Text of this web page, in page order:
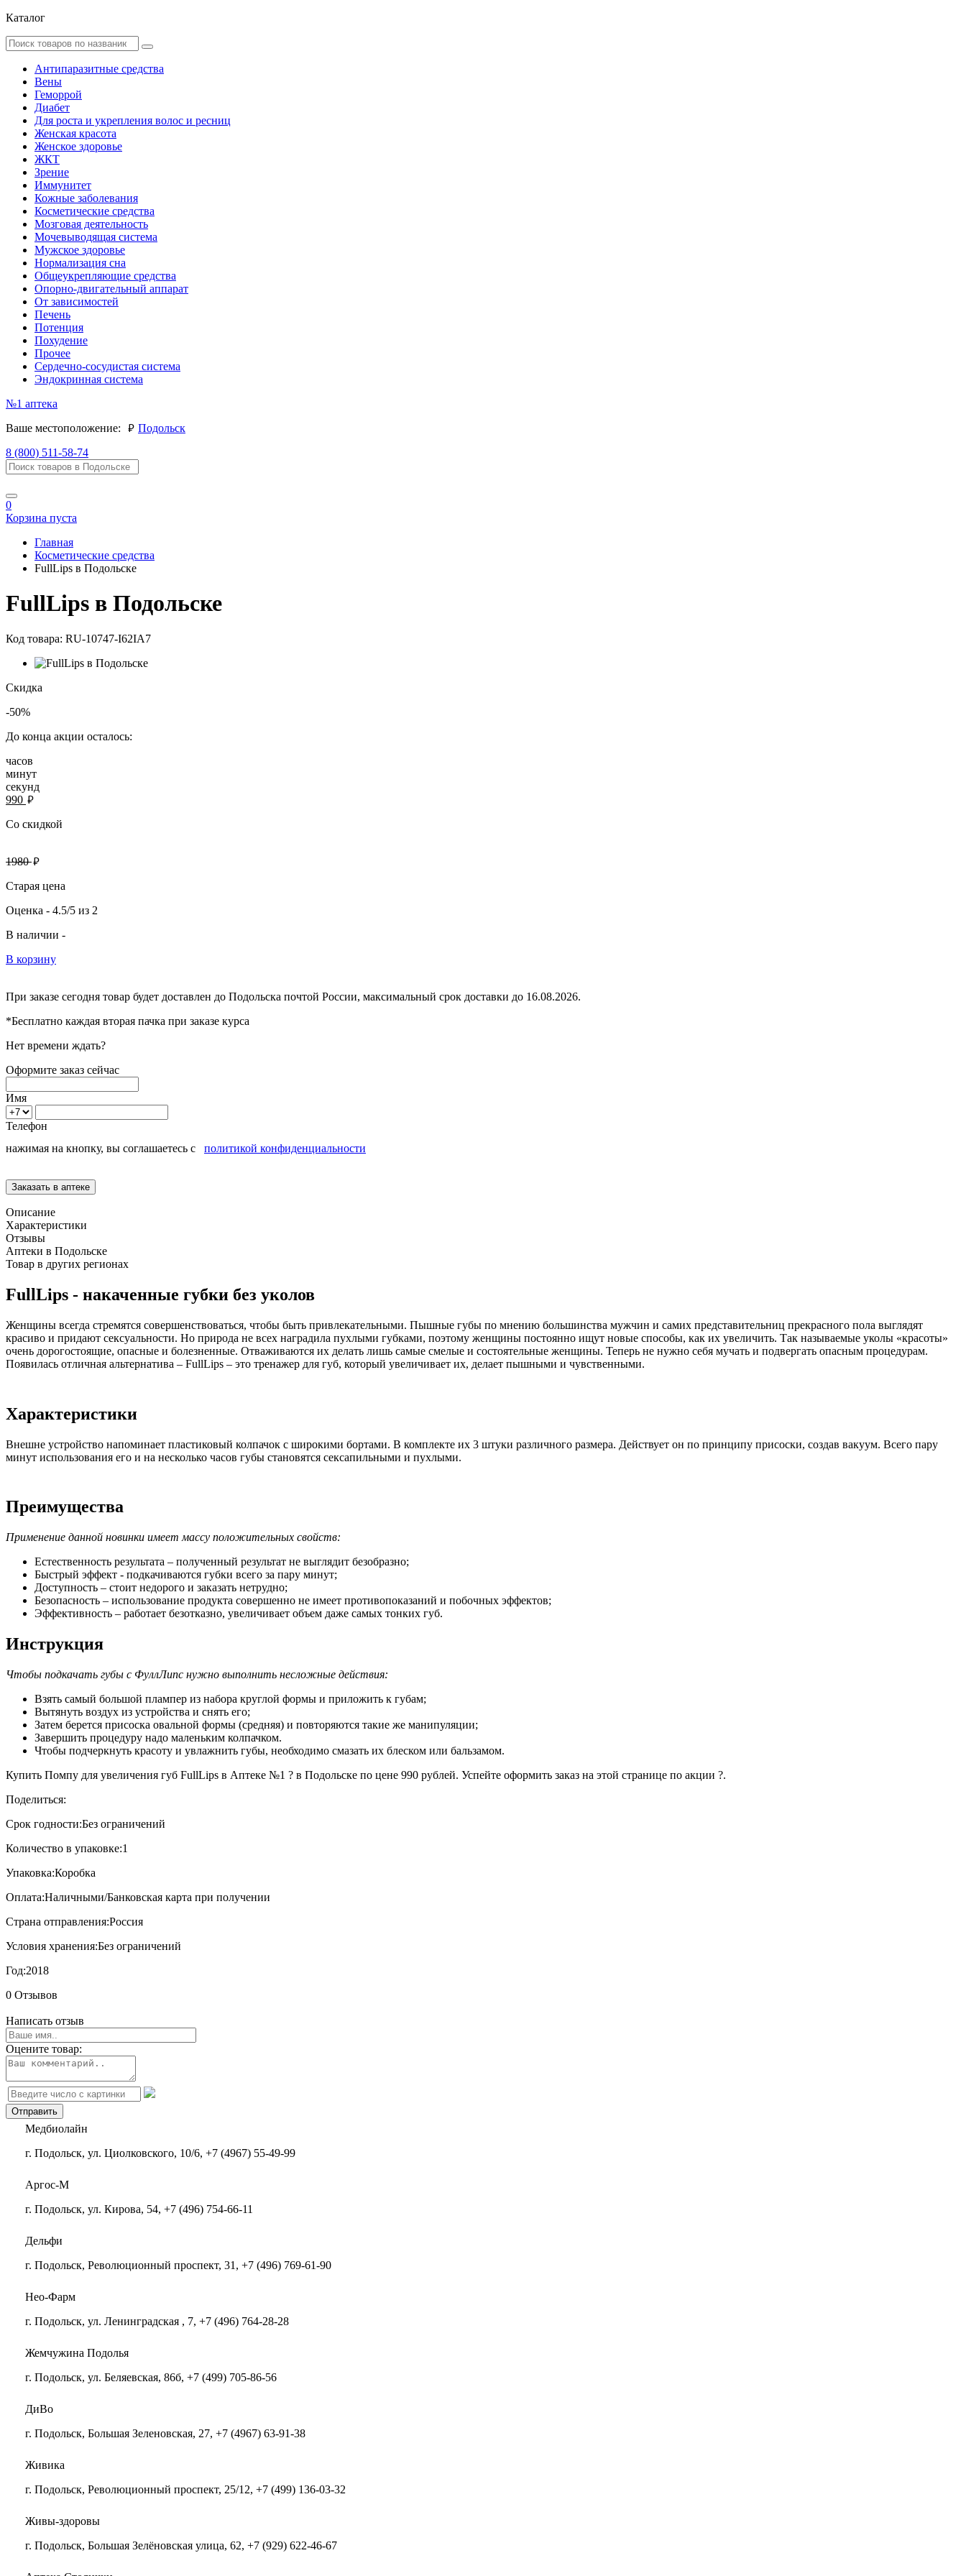
Каталог
Антипаразитные средства
Вены
Геморрой
Диабет
Для роста и укрепления волос и ресниц
Женская красота
Женское здоровье
ЖКТ
Зрение
Иммунитет
Кожные заболевания
Косметические средства
Мозговая деятельность
Мочевыводящая система
Мужское здоровье
Нормализация сна
Общеукрепляющие средства
Опорно-двигательный аппарат
От зависимостей
Печень
Потенция
Похудение
Прочее
Сердечно-сосудистая система
Эндокринная система
№1 аптека
Ваше местоположение:
руб. Подольск
8 (800) 511-58-74
0
Корзина пуста
Главная
Косметические средства
FullLips в Подольске
FullLips в Подольске
Код товара: RU-10747-I62IA7
Скидка
-50%
До конца акции осталось:
часов
минут
секунд
990 руб.
Со скидкой
1980руб.
Старая цена
Оценка - 4.5/5 из 2
В наличии -
В корзину
При заказе сегодня товар будет доставлен до Подольска почтой России, максимальный срок доставки до 16.08.2026.
*Бесплатно каждая вторая пачка при заказе курса
Нет времени ждать?
Оформите заказ сейчас
Имя
Телефон
нажимая на кнопку, вы соглашаетесь с политикой конфиденциальности
Описание
Характеристики
Отзывы
Аптеки в Подольске
Товар в других регионах
FullLips - накаченные губки без уколов
Женщины всегда стремятся совершенствоваться, чтобы быть привлекательными. Пышные губы по мнению большинства мужчин и самих представительниц прекрасного пола выглядят
красиво и придают сексуальности. Но природа не всех наградила пухлыми губками, поэтому женщины постоянно ищут новые способы, как их увеличить. Так называемые уколы «красоты»
очень дорогостоящие, опасные и болезненные. Отваживаются их делать лишь самые смелые и состоятельные женщины. Теперь не нужно себя мучать и подвергать опасным процедурам.
Появилась отличная альтернатива – FullLips – это тренажер для губ, который увеличивает их, делает пышными и чувственными.
Характеристики
Внешне устройство напоминает пластиковый колпачок с широкими бортами. В комплекте их 3 штуки различного размера. Действует он по принципу присоски, создав вакуум. Всего пару
минут использования его и на несколько часов губы становятся сексапильными и пухлыми.
Преимущества
Применение данной новинки имеет массу положительных свойств:
Естественность результата – полученный результат не выглядит безобразно;
Быстрый эффект - подкачиваются губки всего за пару минут;
Доступность – стоит недорого и заказать нетрудно;
Безопасность – использование продукта совершенно не имеет противопоказаний и побочных эффектов;
Эффективность – работает безотказно, увеличивает объем даже самых тонких губ.
Инструкция
Чтобы подкачать губы с ФуллЛипс нужно выполнить несложные действия:
Взять самый большой плампер из набора круглой формы и приложить к губам;
Вытянуть воздух из устройства и снять его;
Затем берется присоска овальной формы (средняя) и повторяются такие же манипуляции;
Завершить процедуру надо маленьким колпачком.
Чтобы подчеркнуть красоту и увлажнить губы, необходимо смазать их блеском или бальзамом.
Купить Помпу для увеличения губ FullLips в Аптеке №1 ? в Подольске по цене 990 рублей. Успейте оформить заказ на этой странице по акции ?.
Поделиться:
Срок годности:Без ограничений
Количество в упаковке:1
Упаковка:Коробка
Оплата:Наличными/Банковская карта при получении
Страна отправления:Россия
Условия хранения:Без ограничений
Год:2018
0 Отзывов
Написать отзыв
Оцените товар:
Медбиолайн
г. Подольск, ул. Циолковского, 10/6, +7 (4967) 55-49-99
Аргос-М
г. Подольск, ул. Кирова, 54, +7 (496) 754-66-11
Дельфи
г. Подольск, Революционный проспект, 31, +7 (496) 769-61-90
Нео-Фарм
г. Подольск, ул. Ленинградская , 7, +7 (496) 764-28-28
Жемчужина Подолья
г. Подольск, ул. Беляевская, 86б, +7 (499) 705-86-56
ДиВо
г. Подольск, Большая Зеленовская, 27, +7 (4967) 63-91-38
Живика
г. Подольск, Революционный проспект, 25/12, +7 (499) 136-03-32
Живы-здоровы
г. Подольск, Большая Зелёновская улица, 62, +7 (929) 622-46-67